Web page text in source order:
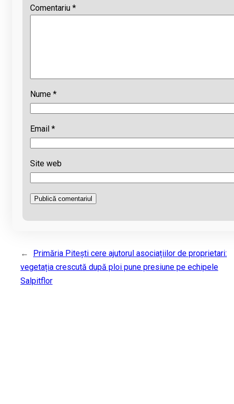
Comentariu *
Nume *
Email *
Site web
←
Primăria Pitești cere ajutorul asociațiilor de proprietari:
vegetația crescută după ploi pune presiune pe echipele
Salpitflor